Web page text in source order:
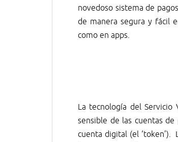
novedoso sistema de
de manera segura y fácil
como en apps.
La tecnología del Servicio
sensible de las cuentas
cuenta digital (el